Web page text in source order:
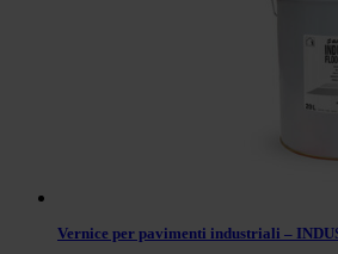
Vernice per pavimenti industriali –